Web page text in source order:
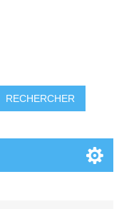
RECHERCHER